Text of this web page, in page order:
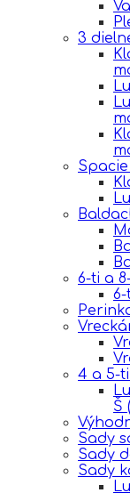
3
6-ti a
4 a 5-
Š
Sady
Sady
Sady